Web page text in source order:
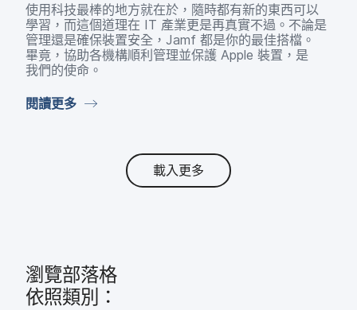
使用​科技​最棒​的​地方​就​在​於，​隨時​都​有​新​的​東西​可以​
學習，​而​這​個​道理​在 IT 產業​更​是​再​真實​不過。​不論​是​
管理​還是​確保​裝置​安全， Jamf 都​是​你​的​最佳​搭檔。​
畢竟，​協助​各​機構​順利​管理​並​保護 Apple 裝置，​是​
我們​的​使命。
閱讀​更多
載入更多
瀏覽部​落格
依​照​類別：